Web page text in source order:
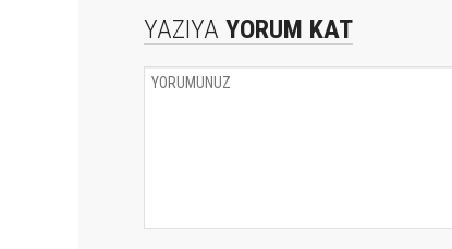
YAZIYA YORUM KAT